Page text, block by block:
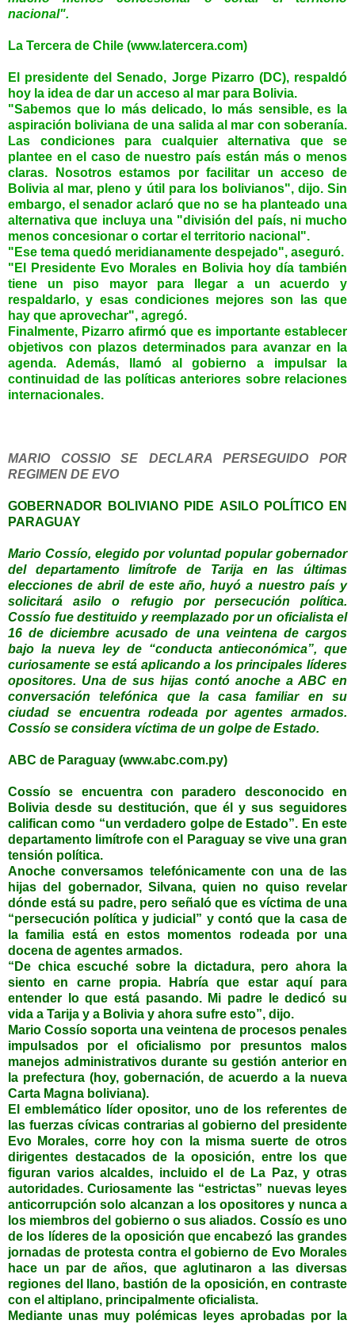
nacional".
La Tercera de Chile (www.latercera.com)
El presidente del Senado, Jorge Pizarro (DC), respaldó
hoy la idea de dar un acceso al mar para Bolivia.
"Sabemos que lo más delicado, lo más sensible, es la
aspiración boliviana de una salida al mar con soberanía.
Las condiciones para cualquier alternativa que se
plantee en el caso de nuestro país están más o menos
claras. Nosotros estamos por facilitar un acceso de
Bolivia al mar, pleno y útil para los bolivianos", dijo. Sin
embargo, el senador aclaró que no se ha planteado una
alternativa que incluya una "división del país, ni mucho
menos concesionar o cortar el territorio nacional".
"Ese tema quedó meridianamente despejado", aseguró.
"El Presidente Evo Morales en Bolivia hoy día también
tiene un piso mayor para llegar a un acuerdo y
respaldarlo, y esas condiciones mejores son las que
hay que aprovechar", agregó.
Finalmente, Pizarro afirmó que es importante establecer
objetivos con plazos determinados para avanzar en la
agenda. Además, llamó al gobierno a impulsar la
continuidad de las políticas anteriores sobre relaciones
internacionales.
MARIO COSSIO SE DECLARA PERSEGUIDO POR
REGIMEN DE EVO
GOBERNADOR BOLIVIANO PIDE ASILO POLÍTICO EN
PARAGUAY
Mario Cossío, elegido por voluntad popular gobernador
del departamento limítrofe de Tarija en las últimas
elecciones de abril de este año, huyó a nuestro país y
solicitará asilo o refugio por persecución política.
Cossío fue destituido y reemplazado por un oficialista el
16 de diciembre acusado de una veintena de cargos
bajo la nueva ley de “conducta antieconómica”, que
curiosamente se está aplicando a los principales líderes
opositores. Una de sus hijas contó anoche a ABC en
conversación telefónica que la casa familiar en su
ciudad se encuentra rodeada por agentes armados.
Cossío se considera víctima de un golpe de Estado.
ABC de Paraguay (www.abc.com.py)
Cossío se encuentra con paradero desconocido en
Bolivia desde su destitución, que él y sus seguidores
califican como “un verdadero golpe de Estado”. En este
departamento limítrofe con el Paraguay se vive una gran
tensión política.
Anoche conversamos telefónicamente con una de las
hijas del gobernador, Silvana, quien no quiso revelar
dónde está su padre, pero señaló que es víctima de una
“persecución política y judicial” y contó que la casa de
la familia está en estos momentos rodeada por una
docena de agentes armados.
“De chica escuché sobre la dictadura, pero ahora la
siento en carne propia. Habría que estar aquí para
entender lo que está pasando. Mi padre le dedicó su
vida a Tarija y a Bolivia y ahora sufre esto”, dijo.
Mario Cossío soporta una veintena de procesos penales
impulsados por el oficialismo por presuntos malos
manejos administrativos durante su gestión anterior en
la prefectura (hoy, gobernación, de acuerdo a la nueva
Carta Magna boliviana).
El emblemático líder opositor, uno de los referentes de
las fuerzas cívicas contrarias al gobierno del presidente
Evo Morales, corre hoy con la misma suerte de otros
dirigentes destacados de la oposición, entre los que
figuran varios alcaldes, incluido el de La Paz, y otras
autoridades. Curiosamente las “estrictas” nuevas leyes
anticorrupción solo alcanzan a los opositores y nunca a
los miembros del gobierno o sus aliados. Cossío es uno
de los líderes de la oposición que encabezó las grandes
jornadas de protesta contra el gobierno de Evo Morales
hace un par de años, que aglutinaron a las diversas
regiones del llano, bastión de la oposición, en contraste
con el altiplano, principalmente oficialista.
Mediante unas muy polémicas leyes aprobadas por la